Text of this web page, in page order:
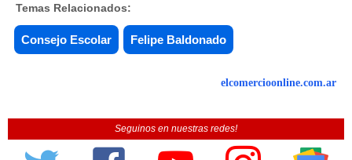
Temas Relacionados:
Consejo Escolar Felipe Baldonado
elcomercioonline.com.ar
Seguinos en nuestras redes!